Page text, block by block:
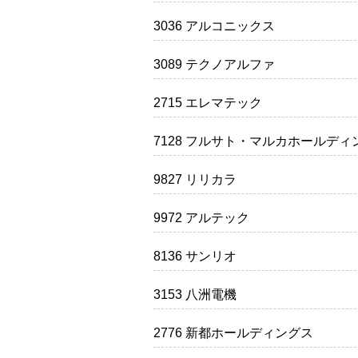
3036 アルコニックス
3089 テクノアルファ
2715 エレマテック
7128 フルサト・マルカホールディ
9827 リリカラ
9972 アルテック
8136 サンリオ
3153 八洲電機
2776 新都ホールディングス